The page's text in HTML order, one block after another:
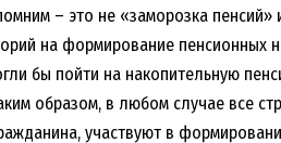
– это не «заморозка
на формирование пенсионных
бы пойти на накопительную
образом, в любом случае все
участвуют в